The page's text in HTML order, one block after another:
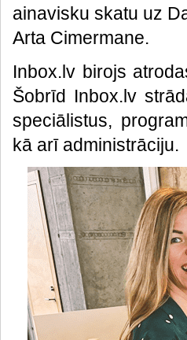
ainavisku skatu uz
Arta Cimermane.
Inbox.lv birojs
Šobrīd Inbox.lv
speciālistus,
kā arī administrāciju.